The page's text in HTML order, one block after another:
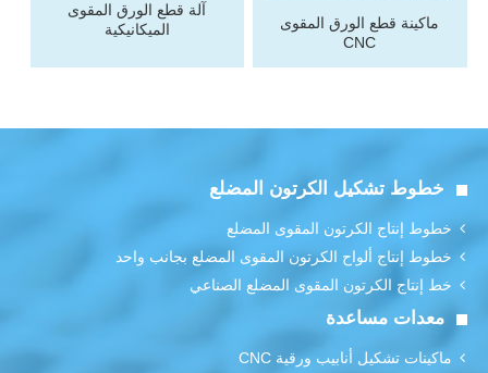
ماكينة قطع الورق المقوى
CNC
آلة قطع الورق المقوى
الميكانيكية
خطوط تشكيل الكرتون المضلع
خطوط إنتاج الكرتون المقوى المضلع
خطوط إنتاج ألواح الكرتون المقوى المضلع بجانب واحد
خط إنتاج الكرتون المقوى المضلع الصناعي
معدات مساعدة
ماكينات تشكيل أنابيب ورقية CNC